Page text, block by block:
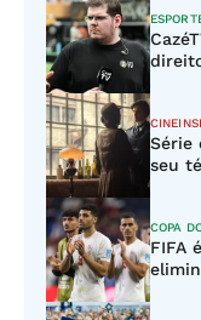
Série
seu
COPA
FIFA